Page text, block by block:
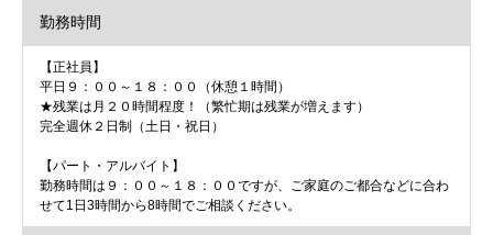
勤務時間
【正社員】
平日９：００～１８：００（休憩１時間）
★残業は月２０時間程度！（繁忙期は残業が増えます）
完全週休２日制（土日・祝日）
【パート・アルバイト】
勤務時間は９：００～１８：００ですが、ご家庭のご都合などに合わ
せて1日3時間から8時間でご相談ください。